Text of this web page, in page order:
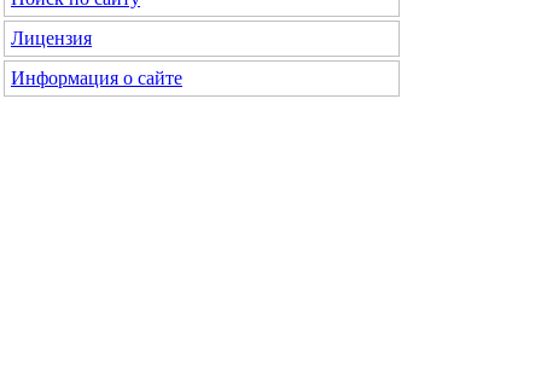
Лицензия
Информация о сайте